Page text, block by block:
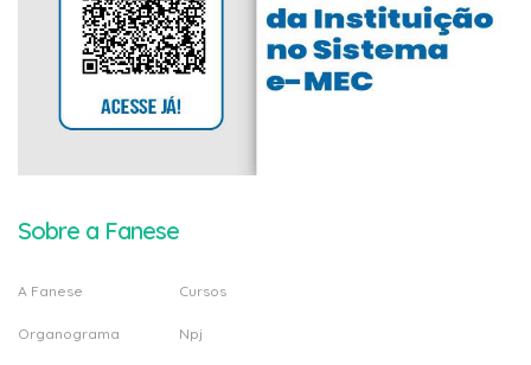
Sobre a Fanese
A Fanese
Organograma
Cursos
Npj